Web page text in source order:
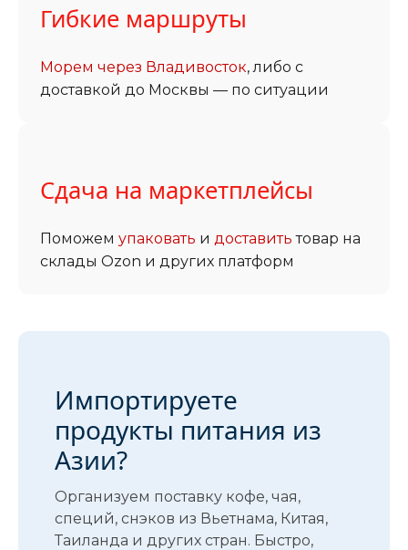
Гибкие маршруты
Морем через Владивосток, либо с
доставкой до Москвы — по ситуации
Сдача на маркетплейсы
Поможем упаковать и доставить товар на
склады Ozon и других платформ
Импортируете
продукты питания из
Азии?
Организуем поставку кофе, чая,
специй, снэков из Вьетнама, Китая,
Таиланда и других стран. Быстро,